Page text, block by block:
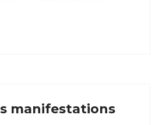
manifestations